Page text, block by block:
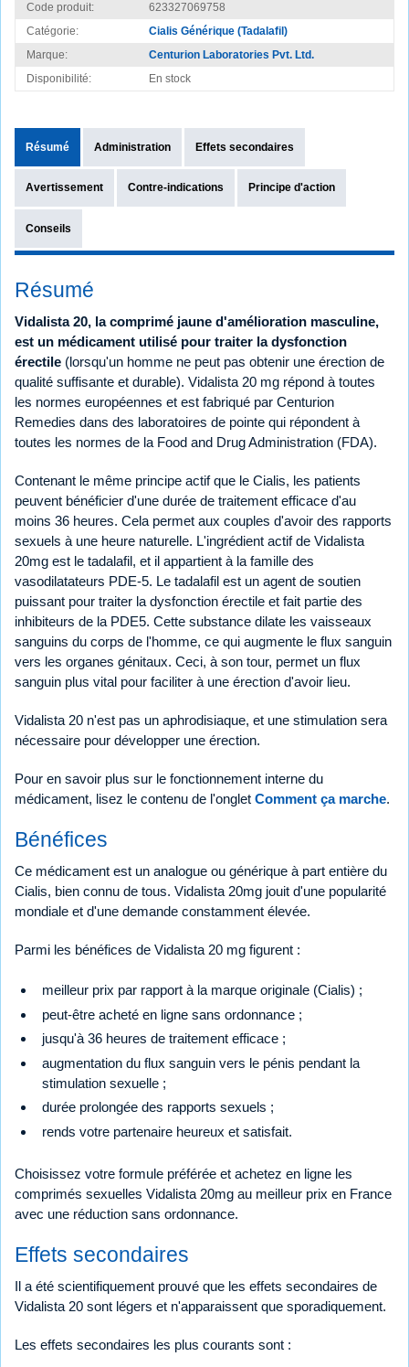
Code produit:
623327069758
Catégorie:
Cialis Générique (Tadalafil)
Marque:
Centurion Laboratories Pvt. Ltd.
Disponibilité:
En stock
Résumé Administration Effets secondaires
Avertissement Contre-indications Principe d'action
Conseils
Résumé
Vidalista 20, la comprimé jaune d'amélioration masculine,
est un médicament utilisé pour traiter la dysfonction
érectile (lorsqu'un homme ne peut pas obtenir une érection de
qualité suffisante et durable). Vidalista 20 mg répond à toutes
les normes européennes et est fabriqué par Centurion
Remedies dans des laboratoires de pointe qui répondent à
toutes les normes de la Food and Drug Administration (FDA).
Contenant le même principe actif que le Cialis, les patients
peuvent bénéficier d'une durée de traitement efficace d'au
moins 36 heures. Cela permet aux couples d'avoir des rapports
sexuels à une heure naturelle. L'ingrédient actif de Vidalista
20mg est le tadalafil, et il appartient à la famille des
vasodilatateurs PDE-5. Le tadalafil est un agent de soutien
puissant pour traiter la dysfonction érectile et fait partie des
inhibiteurs de la PDE5. Cette substance dilate les vaisseaux
sanguins du corps de l'homme, ce qui augmente le flux sanguin
vers les organes génitaux. Ceci, à son tour, permet un flux
sanguin plus vital pour faciliter à une érection d'avoir lieu.
Vidalista 20 n'est pas un aphrodisiaque, et une stimulation sera
nécessaire pour développer une érection.
Pour en savoir plus sur le fonctionnement interne du
médicament, lisez le contenu de l'onglet Comment ça marche.
Bénéfices
Ce médicament est un analogue ou générique à part entière du
Cialis, bien connu de tous. Vidalista 20mg jouit d'une popularité
mondiale et d'une demande constamment élevée.
Parmi les bénéfices de Vidalista 20 mg figurent :
meilleur prix par rapport à la marque originale (Cialis) ;
peut-être acheté en ligne sans ordonnance ;
jusqu'à 36 heures de traitement efficace ;
augmentation du flux sanguin vers le pénis pendant la
stimulation sexuelle ;
durée prolongée des rapports sexuels ;
rends votre partenaire heureux et satisfait.
Choisissez votre formule préférée et achetez en ligne les
comprimés sexuelles Vidalista 20mg au meilleur prix en France
avec une réduction sans ordonnance.
Effets secondaires
Il a été scientifiquement prouvé que les effets secondaires de
Vidalista 20 sont légers et n'apparaissent que sporadiquement.
Les effets secondaires les plus courants sont :